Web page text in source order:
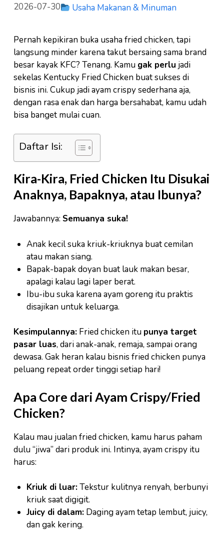
2026-07-30 Usaha Makanan & Minuman
Pernah kepikiran buka usaha fried chicken, tapi
langsung minder karena takut bersaing sama brand
besar kayak KFC? Tenang. Kamu gak perlu jadi
sekelas Kentucky Fried Chicken buat sukses di
bisnis ini. Cukup jadi ayam crispy sederhana aja,
dengan rasa enak dan harga bersahabat, kamu udah
bisa banget mulai cuan.
Daftar Isi:
Kira-Kira, Fried Chicken Itu Disukai
Anaknya, Bapaknya, atau Ibunya?
Jawabannya: Semuanya suka!
Anak kecil suka kriuk-kriuknya buat cemilan
atau makan siang.
Bapak-bapak doyan buat lauk makan besar,
apalagi kalau lagi laper berat.
Ibu-ibu suka karena ayam goreng itu praktis
disajikan untuk keluarga.
Kesimpulannya: Fried chicken itu punya target
pasar luas, dari anak-anak, remaja, sampai orang
dewasa. Gak heran kalau bisnis fried chicken punya
peluang repeat order tinggi setiap hari!
Apa Core dari Ayam Crispy/Fried
Chicken?
Kalau mau jualan fried chicken, kamu harus paham
dulu “jiwa” dari produk ini. Intinya, ayam crispy itu
harus:
Kriuk di luar:Tekstur kulitnya renyah, berbunyi
kriuk saat digigit.
Juicy di dalam:Daging ayam tetap lembut, juicy,
dan gak kering.